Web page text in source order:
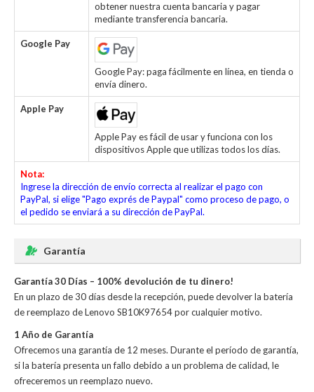
obtener nuestra cuenta bancaria y pagar
mediante transferencia bancaria.
Google Pay
Google Pay: paga fácilmente en línea, en tienda o
envía dinero.
Apple Pay
Apple Pay es fácil de usar y funciona con los
dispositivos Apple que utilizas todos los días.
Nota:
Ingrese la dirección de envío correcta al realizar el pago con
PayPal, si elige "Pago exprés de Paypal" como proceso de pago, o
el pedido se enviará a su dirección de PayPal.
Garantía
Garantía 30 Días – 100% devolución de tu dinero!
En un plazo de 30 días desde la recepción, puede devolver la batería
de reemplazo de Lenovo SB10K97654por cualquier motivo.
1 Año de Garantía
Ofrecemos una garantía de 12 meses. Durante el período de garantía,
si la batería presenta un fallo debido a un problema de calidad, le
ofreceremos un reemplazo nuevo.